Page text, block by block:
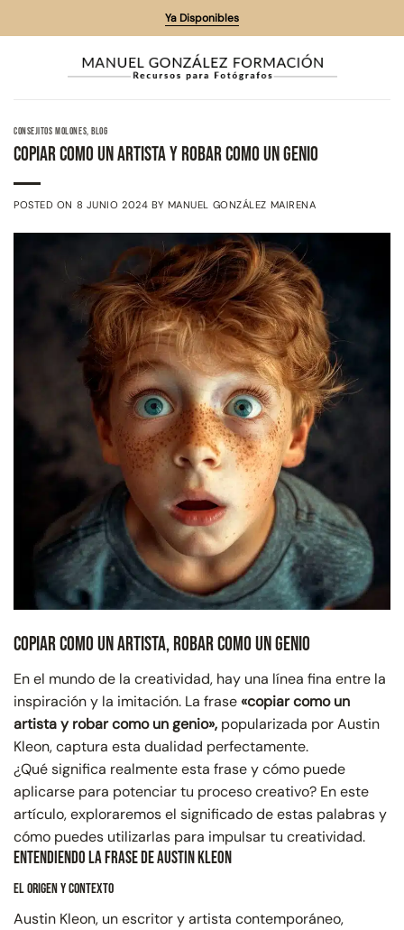
al
Ya Disponibles
CONSEJITOS MOLONES,BLOG
Copiar como un Artista y Robar como un Genio
POSTED ON 8 JUNIO 2024 BY MANUEL GONZÁLEZ MAIRENA
Copiar como un Artista, Robar como un Genio
En el mundo de la creatividad, hay una línea fina entre la
inspiración y la imitación. La frase«copiar como un
artista y robar como un genio», popularizada por Austin
Kleon, captura esta dualidad perfectamente.
¿Qué significa realmente esta frase y cómo puede
aplicarse para potenciar tu proceso creativo? En este
artículo, exploraremos el significado de estas palabras y
cómo puedes utilizarlas para impulsar tu creatividad.
Entendiendo la Frase de Austin Kleon
El Origen y Contexto
Austin Kleon, un escritor y artista contemporáneo,